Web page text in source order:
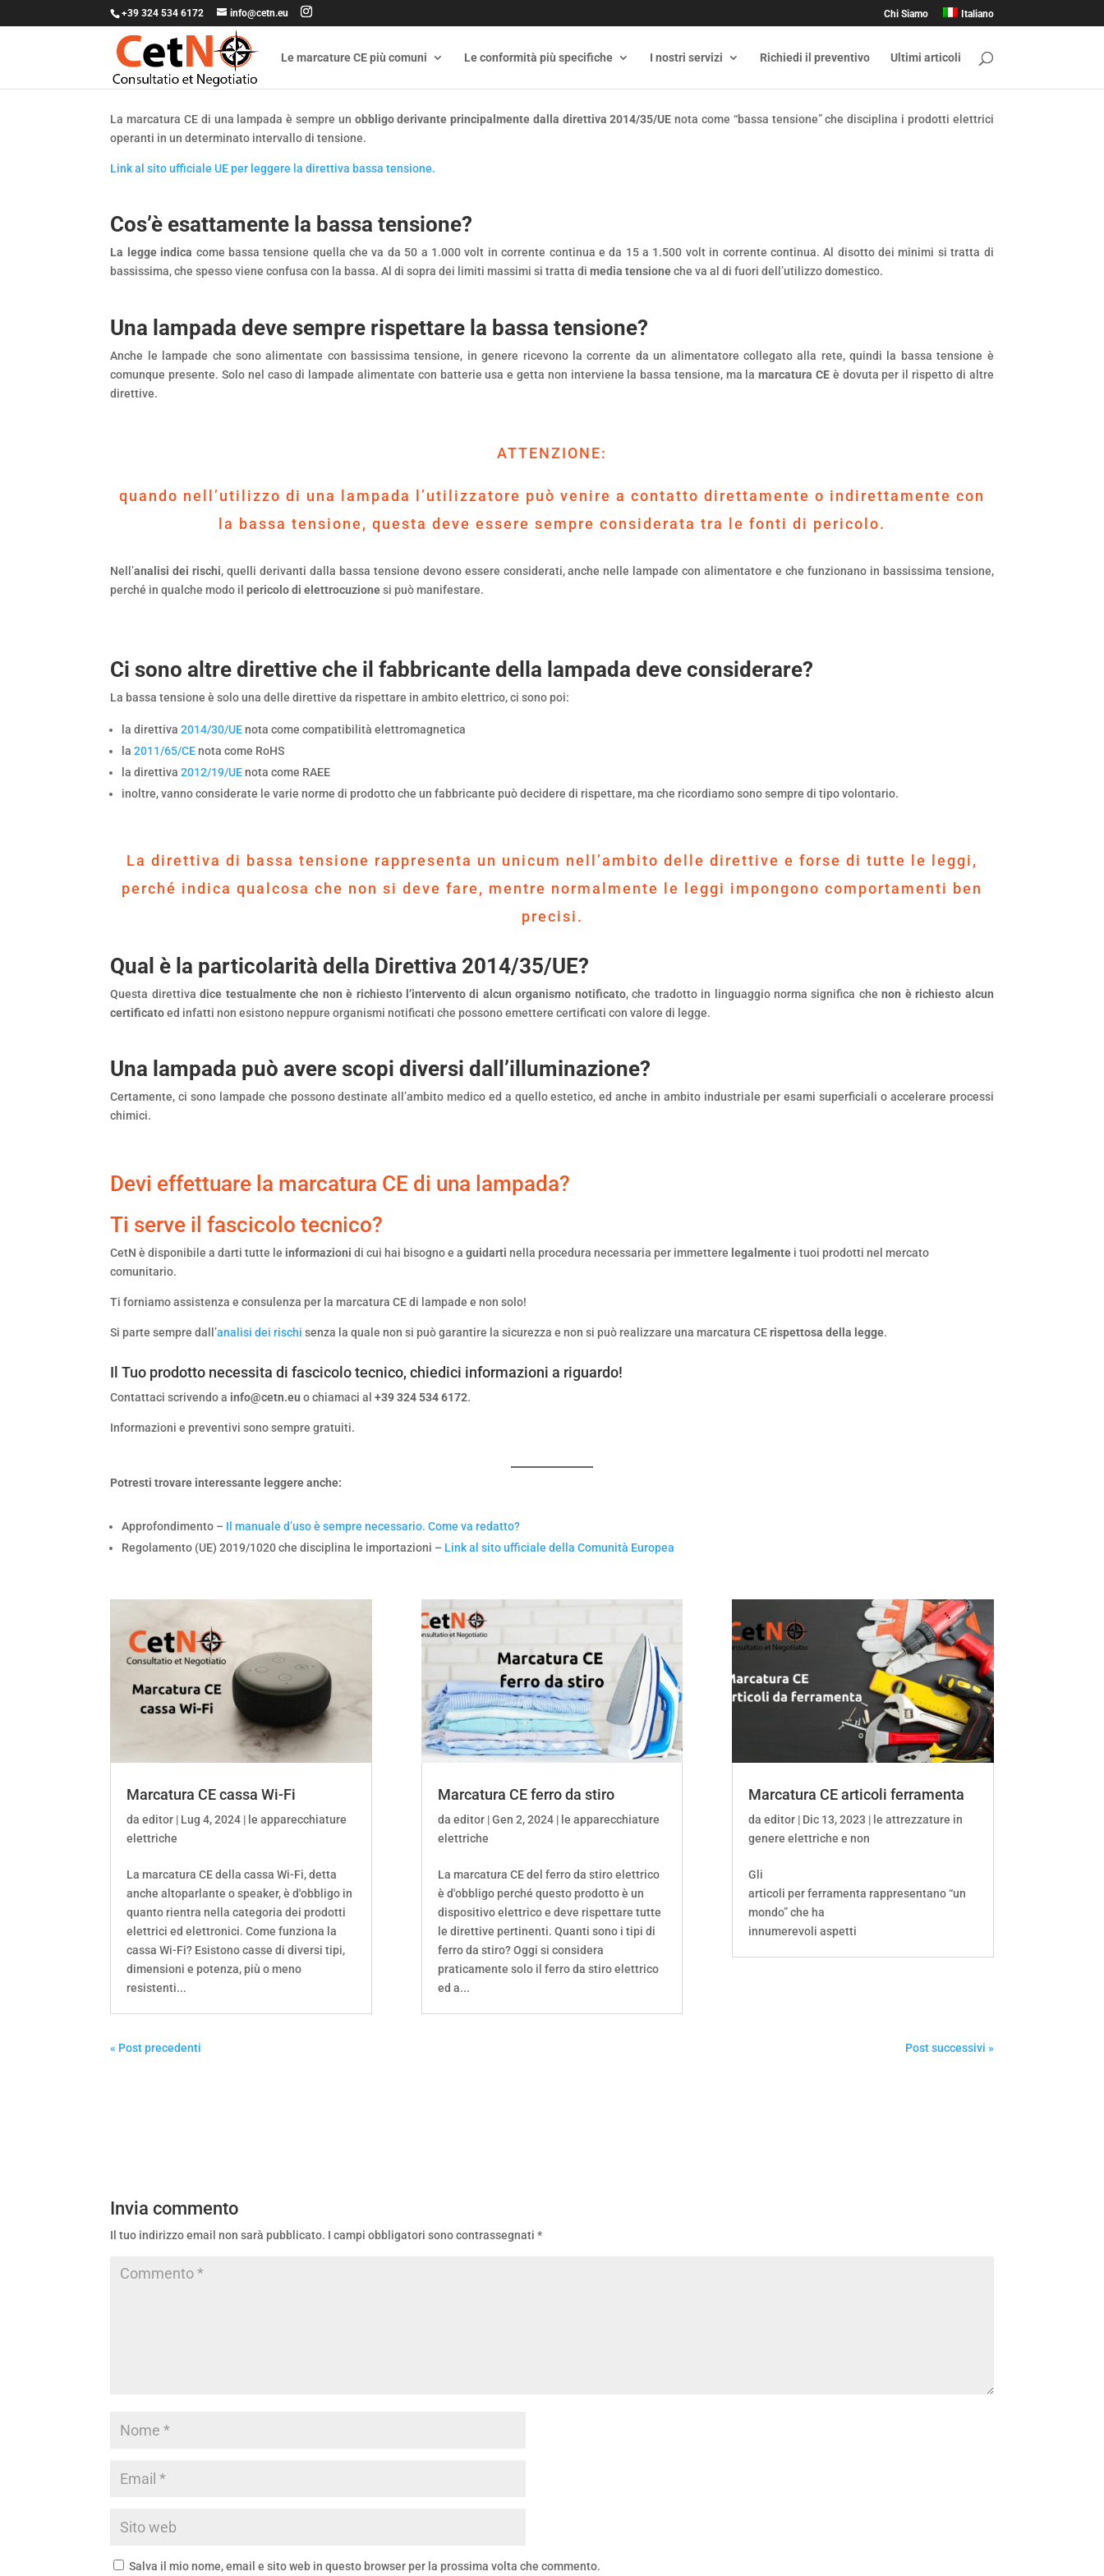
+39 324 534 6172 info@cetn.eu Chi Siamo Italiano
Le marcature CE più comuni Le conformità più specifiche I nostri servizi Richiedi il preventivo Ultimi articoli
La marcatura CE di una lampada è sempre un obbligo derivante principalmente dalla direttiva 2014/35/UE nota come “bassa tensione” che disciplina i prodotti elettrici
operanti in un determinato intervallo di tensione.
Link al sito ufficiale UE per leggere la direttiva bassa tensione.
Cos’è esattamente la bassa tensione?
La legge indica come bassa tensione quella che va da 50 a 1.000 volt in corrente continua e da 15 a 1.500 volt in corrente continua. Al disotto dei minimi si tratta di
bassissima, che spesso viene confusa con la bassa. Al di sopra dei limiti massimi si tratta dimedia tensioneche va al di fuori dell’utilizzo domestico.
Una lampada deve sempre rispettare la bassa tensione?
Anche le lampade che sono alimentate con bassissima tensione, in genere ricevono la corrente da un alimentatore collegato alla rete, quindi la bassa tensione è
comunque presente. Solo nel caso di lampade alimentate con batterie usa e getta non interviene la bassa tensione, ma lamarcatura CE è dovuta per il rispetto di altre
direttive.
ATTENZIONE:
quando nell’utilizzo di una lampada l’utilizzatore può venire a contatto direttamente o indirettamente con
la bassa tensione, questa deve essere sempre considerata tra le fonti di pericolo.
Nell’analisi dei rischi, quelli derivanti dalla bassa tensione devono essere considerati, anche nelle lampade con alimentatore e che funzionano in bassissima tensione,
perché in qualche modo ilpericolo di elettrocuzionesi può manifestare.
Ci sono altre direttive che il fabbricante della lampada deve considerare?
La bassa tensione è solo una delle direttive da rispettare in ambito elettrico, ci sono poi:
la direttiva2014/30/UEnota come compatibilità elettromagnetica
la2011/65/CEnota come RoHS
la direttiva2012/19/UEnota come RAEE
inoltre, vanno considerate le varie norme di prodotto che un fabbricante può decidere di rispettare, ma che ricordiamo sono sempre di tipo volontario.
La direttiva di bassa tensione rappresenta un unicum nell’ambito delle direttive e forse di tutte le leggi,
perché indica qualcosa che non si deve fare, mentre normalmente le leggi impongono comportamenti ben
precisi.
Qual è la particolarità della Direttiva 2014/35/UE?
Questa direttivadice testualmente che non è richiesto l’intervento di alcun organismo notificato, che tradotto in linguaggio norma significa chenon è richiesto alcun
certificatoed infatti non esistono neppure organismi notificati che possono emettere certificati con valore di legge.
Una lampada può avere scopi diversi dall’illuminazione?
Certamente, ci sono lampade che possono destinate all’ambito medico ed a quello estetico, ed anche in ambito industriale per esami superficiali o accelerare processi
chimici.
Devi effettuare la marcatura CE di una lampada?
Ti serve il fascicolo tecnico?
CetN è disponibile a darti tutte le informazionidi cui hai bisogno e aguidarti nella procedura necessaria per immettere legalmente i tuoi prodotti nel mercato
comunitario.
Ti forniamo assistenza e consulenza per la marcatura CE di lampade e non solo!
Si parte sempre dall’analisi dei rischi senza la quale non si può garantire la sicurezza e non si può realizzare una marcatura CErispettosa della legge.
Il Tuo prodotto necessita difascicolo tecnico, chiedici informazioni a riguardo!
Contattaci scrivendo a info@cetn.eu o chiamaci al+39 324 534 6172.
Informazioni e preventivi sono sempre gratuiti.
Potresti trovare interessante leggere anche:
Approfondimento – Il manuale d’uso è sempre necessario. Come va redatto?
Regolamento (UE) 2019/1020 che disciplina le importazioni – Link al sito ufficiale della Comunità Europea
Marcatura CE cassa Wi-Fi
daeditor | Lug 4, 2024 | le apparecchiature
elettriche
La marcatura CE della cassa Wi-Fi, detta
anche altoparlante o speaker, è d'obbligo in
quanto rientra nella categoria dei prodotti
elettrici ed elettronici. Come funziona la
cassa Wi-Fi? Esistono casse di diversi tipi,
dimensioni e potenza, più o meno
resistenti...
Marcatura CE ferro da stiro
da editor|Gen 2, 2024| le apparecchiature
elettriche
La marcatura CE del ferro da stiro elettrico
è d'obbligo perché questo prodotto è un
dispositivo elettrico e deve rispettare tutte
le direttive pertinenti. Quanti sono i tipi di
ferro da stiro? Oggi si considera
praticamente solo il ferro da stiro elettrico
ed a...
Marcatura CE articoli ferramenta
da editor| Dic 13, 2023 | le attrezzature in
genere elettriche e non
Gli
articoli per ferramenta rappresentano “un
mondo” che ha
innumerevoli aspetti
« Post precedenti Post successivi »
Invia commento
Il tuo indirizzo email non sarà pubblicato. I campi obbligatori sono contrassegnati*
Salva il mio nome, email e sito web in questo browser per la prossima volta che commento.